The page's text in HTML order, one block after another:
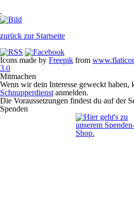
.
zurück zur Startseite
Icons made by Freepik from
3.0
Mitmachen
Wenn wir dein Interesse geweckt haben,
Schnupperdienst anmelden.
Die Voraussetzungen findest du auf der
Spenden